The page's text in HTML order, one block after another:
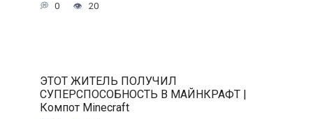
0 20
ЭТОТ ЖИТЕЛЬ ПОЛУЧИЛ
СУПЕРСПОСОБНОСТЬ В МАЙНКРАФТ |
Компот Minecraft